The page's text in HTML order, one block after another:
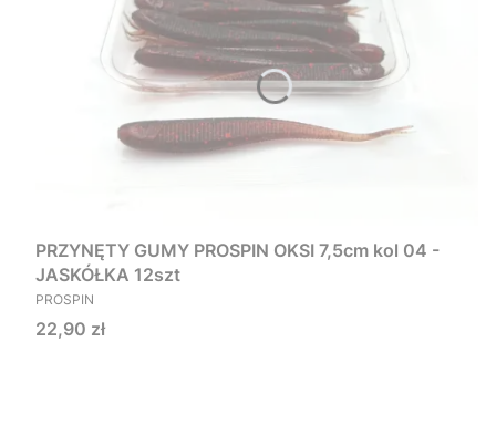
PRZYNĘTY GUMY PROSPIN OKSI 7,5cm kol 04 -
JASKÓŁKA 12szt
PRODUCENT
PROSPIN
Cena
22,90 zł